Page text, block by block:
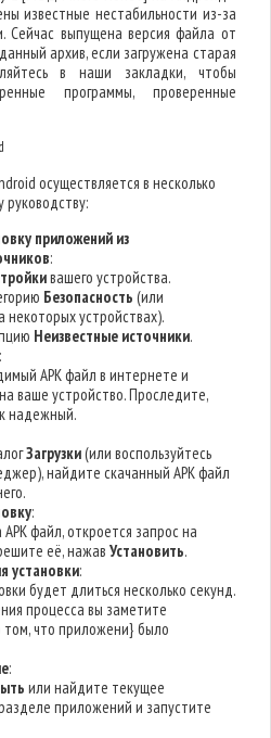
известные нестабильности из-за
Сейчас выпущена версия файла от
архив, если загружена старая
в наши закладки, чтобы
программы, проверенные
осуществляется в несколько
руководству:
приложений из
:
вашего устройства.
Безопасность (или
некоторых устройствах).
Неизвестные источники.
:
APK файл в интернете и
ваше устройство. Проследите,
надежный.
Загрузки(или воспользуйтесь
найдите скачанный APK файл
:
файл, откроется запрос на
её, нажавУстановить.
установки:
будет длиться несколько секунд.
процесса вы заметите
что приложени} было
:
или найдите текущее
приложений и запустите